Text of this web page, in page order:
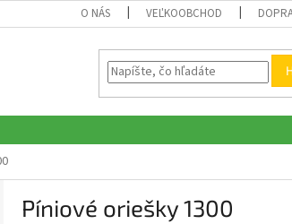
O NÁS VEĽKOOBCHOD
Píniové oriešky 1300